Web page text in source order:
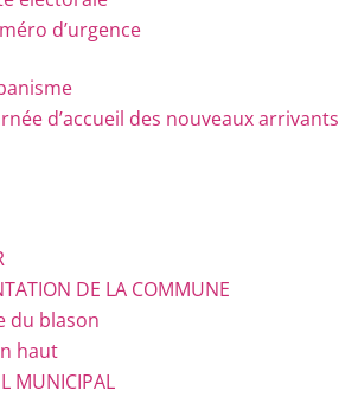
d’urgence
d’accueil des nouveaux arrivants
DE LA COMMUNE
du blason
haut
MUNICIPAL